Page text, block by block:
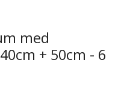
med
+ 50cm - 6